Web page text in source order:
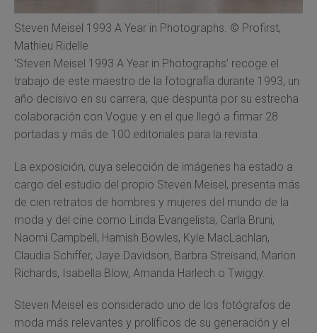
Steven Meisel 1993 A Year in Photographs. © Profirst,
Mathieu Ridelle
‘Steven Meisel 1993 A Year in Photographs’ recoge el
trabajo de este maestro de la fotografía durante 1993, un
año decisivo en su carrera, que despunta por su estrecha
colaboración con Vogue y en el que llegó a firmar 28
portadas y más de 100 editoriales para la revista.
La exposición, cuya selección de imágenes ha estado a
cargo del estudio del propio Steven Meisel, presenta más
de cien retratos de hombres y mujeres del mundo de la
moda y del cine como Linda Evangelista, Carla Bruni,
Naomi Campbell, Hamish Bowles, Kyle MacLachlan,
Claudia Schiffer, Jaye Davidson, Barbra Streisand, Marlon
Richards, Isabella Blow, Amanda Harlech o Twiggy.
Steven Meisel es considerado uno de los fotógrafos de
moda más relevantes y prolíficos de su generación y el